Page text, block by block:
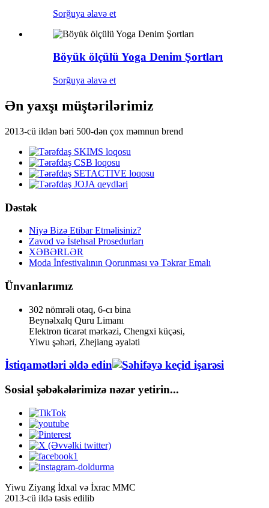
Sorğuya əlavə et
Böyük ölçülü Yoga Denim Şortları
Sorğuya əlavə et
Ən yaxşı müştərilərimiz
2013-cü ildən bəri 500-dən çox məmnun brend
Dəstək
Niyə Bizə Etibar Etməlisiniz?
Zavod və İstehsal Prosedurları
XƏBƏRLƏR
Moda İnfestivalının Qorunması və Təkrar Emalı
Ünvanlarımız
302 nömrəli otaq, 6-cı bina
Beynəlxalq Quru Limanı
Elektron ticarət mərkəzi, Chengxi küçəsi,
Yiwu şəhəri, Zhejiang əyaləti
İstiqamətləri əldə edin
Sosial şəbəkələrimizə nəzər yetirin...
Yiwu Ziyang İdxal və İxrac MMC
2013-cü ildə təsis edilib